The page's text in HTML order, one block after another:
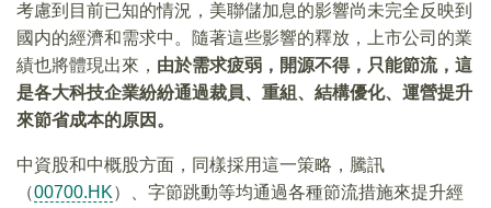
考慮到目前已知的情況，美聯儲加息的影響尚未完全反映到
國内的經濟和需求中。隨著這些影響的釋放，上市公司的業
績也將體現出來， 由於需求疲弱，開源不得，只能節流，這
是各大科技企業紛紛通過裁員、重組、結構優化、運營提升
來節省成本的原因。
中資股和中概股方面，同樣採用這一策略，騰訊
（00700.HK）、字節跳動等均通過各種節流措施來提升經